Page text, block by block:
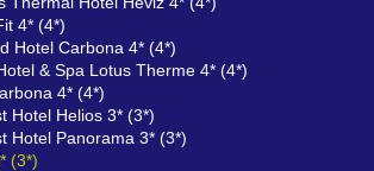
4* (4*)
Hotel Carbona 4* (4*)
& Spa Lotus Therme 4* (4*)
4* (4*)
Hotel Helios 3* (3*)
Hotel Panorama 3* (3*)
(3*)